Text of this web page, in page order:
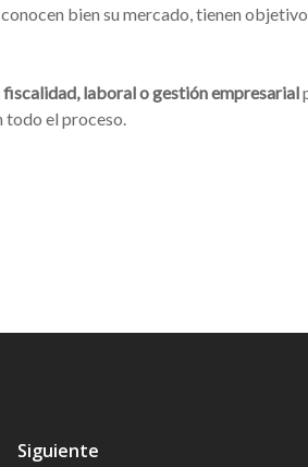
bien su mercado, tienen
laboral o gestión empresarial
todo el proceso.
Siguiente